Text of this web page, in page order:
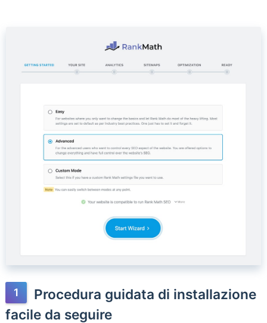
Procedura guidata di installazione
facile da seguire